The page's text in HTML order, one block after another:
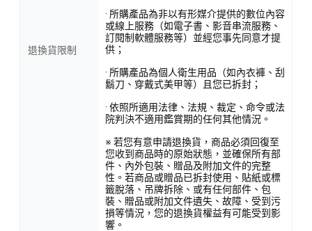
退換貨限制
· 所購產品為非以有形媒介提供的數位內容
或線上服務（如電子書、影音串流服務、
訂閱制軟體服務等）並經您事先同意才提
供；
· 所購產品為個人衛生用品（如內衣褲、刮
鬍刀、穿戴式美甲等）且您已拆封；
· 依照所適用法律、法規、裁定、命令或法
院判決不適用鑑賞期的任何其他情況。
※ 若您有意申請退換貨，商品必須回復至
您收到商品時的原始狀態，並確保所有部
件、內外包裝、贈品及附加文件的完整
性。若商品或贈品已拆封使用、貼紙或標
籤脫落、吊牌拆除、或有任何部件、包
裝、贈品或附加文件遺失、故障、受到污
損等情況，您的退換貨權益有可能受到影
響。